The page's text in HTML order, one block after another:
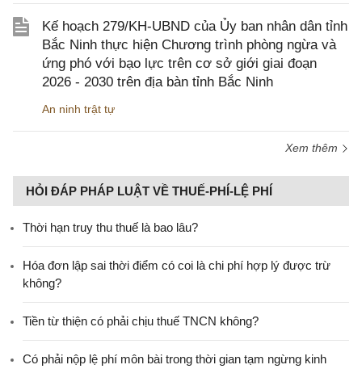
Kế hoạch 279/KH-UBND của Ủy ban nhân dân tỉnh
Bắc Ninh thực hiện Chương trình phòng ngừa và
ứng phó với bạo lực trên cơ sở giới giai đoạn
2026 - 2030 trên địa bàn tỉnh Bắc Ninh
An ninh trật tự
Xem thêm
HỎI ĐÁP PHÁP LUẬT VỀ THUẾ-PHÍ-LỆ PHÍ
Thời hạn truy thu thuế là bao lâu?
Hóa đơn lập sai thời điểm có coi là chi phí hợp lý được trừ
không?
Tiền từ thiện có phải chịu thuế TNCN không?
Có phải nộp lệ phí môn bài trong thời gian tạm ngừng kinh